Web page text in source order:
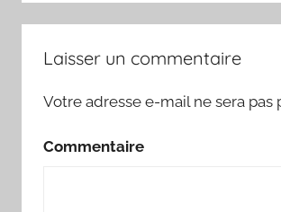
Laisser un commentaire
Votre adresse e-mail ne sera pas
Commentaire